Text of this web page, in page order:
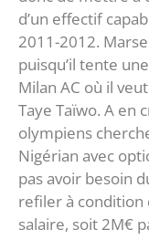
d’un effectif
2011-2012.
puisqu’il tente
Milan AC où il
Taye Taïwo. A en
olympiens
Nigérian avec
pas avoir besoin
refiler à condition
salaire, soit 2M€